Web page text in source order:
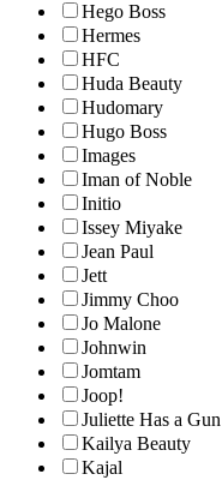
Hego Boss
Hermes
HFC
Huda Beauty
Hudomary
Hugo Boss
Images
Iman of Noble
Initio
Issey Miyake
Jean Paul
Jett
Jimmy Choo
Jo Malone
Johnwin
Jomtam
Joop!
Juliette Has a Gun
Kailya Beauty
Kajal